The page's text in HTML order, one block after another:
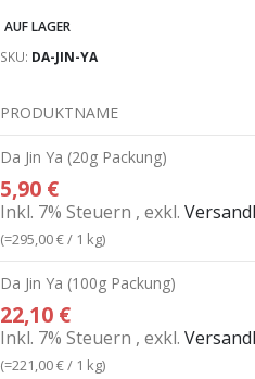
AUF LAGER
SKU DA-JIN-YA
Produkte
-
Artikel
PRODUKTNAME
Da Jin Ya (20g Packung)
5,90 €
Inkl. 7% Steuern , exkl.
(=295,00 €/ 1 kg)
Da Jin Ya (100g Packung)
22,10 €
Inkl. 7% Steuern , exkl.
(=221,00 €/ 1 kg)